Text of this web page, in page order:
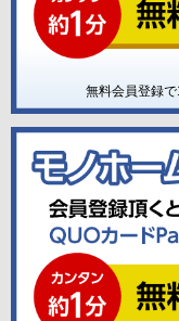
無料会員登録で